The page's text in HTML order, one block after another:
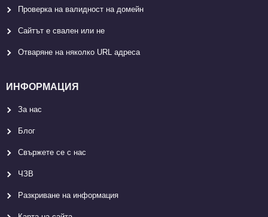
Проверка на валидност на домейн
Сайтът е свален или не
Отваряне на няколко URL адреса
ИНФОРМАЦИЯ
За нас
Блог
Свържете се с нас
ЧЗВ
Разкриване на информация